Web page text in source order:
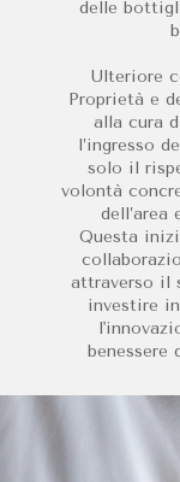
delle
Ulteriore
Proprietà e
alla cura
l’ingresso
solo il
volontà
dell’area
Questa
attraverso il
investire